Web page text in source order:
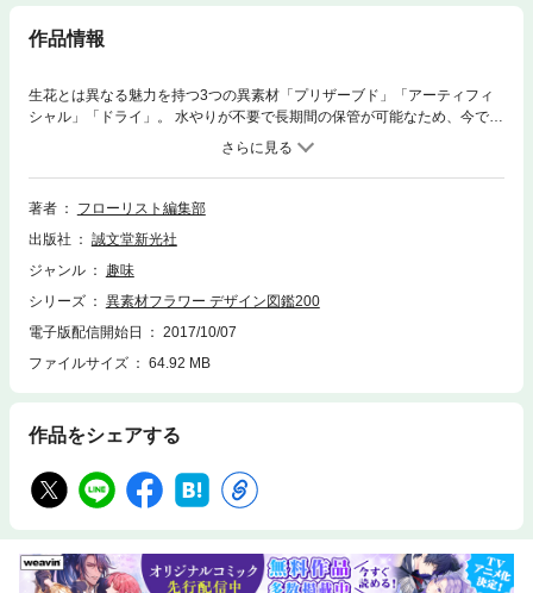
作品情報
生花とは異なる魅力を持つ3つの異素材「プリザーブド」「アーティフィ
シャル」「ドライ」。 水やりが不要で長期間の保管が可能なため、今で
は、インテリアやギフト、 ウェディングなどのさまざまなシーンで欠かす
ことのできない、注目素材となっています。 このデザイン図鑑では、雑誌
「フローリスト」に掲載されたプロレベルの作品群を、5つのシーンごと
に並べ替え、 使用したテクニックや花材合わせのワンポイントとともに紹
うちどれもがトップレベルのデザインです。 趣味で楽しみたい時に、 既
存の教本では満足できない時に、 商品制作時のアイデアが欲しい時に、
著者
フローリスト編集部
出版社
誠文堂新光社
ジャンル
趣味
シリーズ
異素材フラワー デザイン図鑑200
電子版配信開始日
2017/10/07
ファイルサイズ
64.92 MB
作品をシェアする